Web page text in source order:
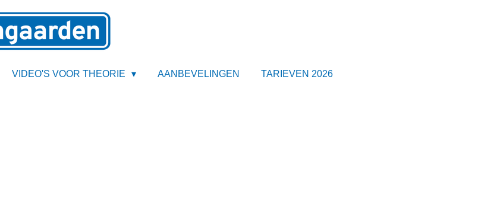
VIDEO'S VOOR THEORIE AANBEVELINGEN TARIEVEN 2026